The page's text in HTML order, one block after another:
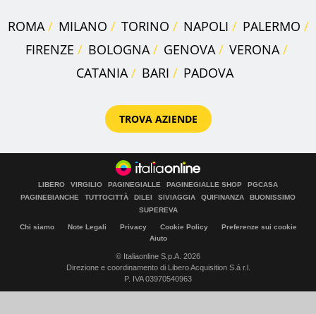
ROMA MILANO TORINO NAPOLI
PALERMO
FIRENZE
BOLOGNA GENOVA
VERONA
CATANIA
BARI PADOVA
TROVA AZIENDE
LIBERO VIRGILIO PAGINEGIALLE PAGINEGIALLE SHOP
PGCASA
PAGINEBIANCHE
TUTTOCITTÀ DILEI SIVIAGGIA QUIFINANZA
BUONISSIMO
SUPEREVA
Chi siamo Note Legali Privacy Cookie Policy
Preferenze sui cookie
Aiuto
© Italiaonline S.p.A. 2026
Direzione e coordinamento di Libero Acquisition S.á r.l.
P. IVA 03970540963